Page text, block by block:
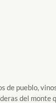
de pueblo,
del monte